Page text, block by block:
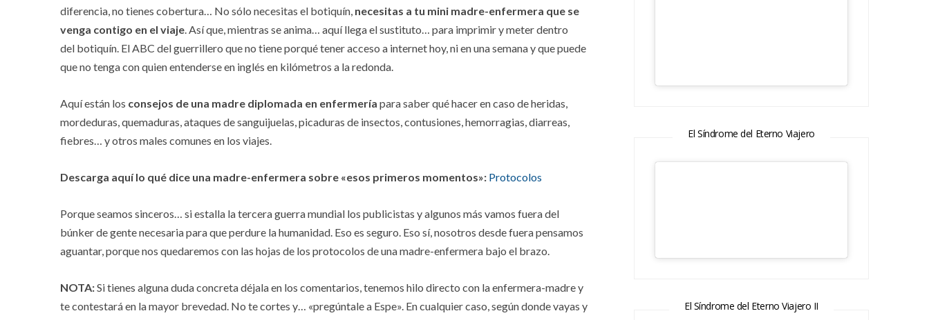
diferencia, no tienes cobertura… No sólo necesitas el botiquín, necesitas a tu mini madre-enfermera que se
venga contigo en el viaje. Así que, mientras se anima… aquí llega el sustituto… para imprimir y meter dentro
del botiquín. El ABC del guerrillero que no tiene porqué tener acceso a internet hoy, ni en una semana y que puede
que no tenga con quien entenderse en inglés en kilómetros a la redonda.
Aquí están los consejos de una madre diplomada en enfermería para saber qué hacer en caso de heridas,
mordeduras, quemaduras, ataques de sanguijuelas, picaduras de insectos, contusiones, hemorragias, diarreas,
fiebres… y otros males comunes en los viajes.
Descarga aquí lo qué dice una madre-enfermera sobre «esos primeros momentos»: Protocolos
Porque seamos sinceros… si estalla la tercera guerra mundial los publicistas y algunos más vamos fuera del
búnker de gente necesaria para que perdure la humanidad. Eso es seguro. Eso sí, nosotros desde fuera pensamos
aguantar, porque nos quedaremos con las hojas de los protocolos de una madre-enfermera bajo el brazo.
NOTA:Si tienes alguna duda concreta déjala en los comentarios, tenemos hilo directo con la enfermera-madre y
te contestará en la mayor brevedad. No te cortes y… «pregúntale a Espe». En cualquier caso, según donde vayas y
El Síndrome del Eterno Viajero
El Síndrome del Eterno Viajero II